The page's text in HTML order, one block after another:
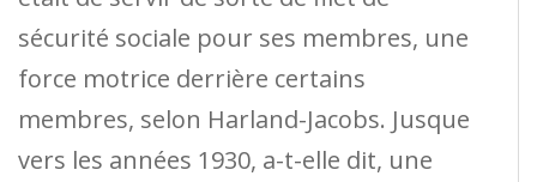
sécurité sociale pour ses membres, une
force motrice derrière certains
membres, selon Harland-Jacobs. Jusque
vers les années 1930, a-t-elle dit, une